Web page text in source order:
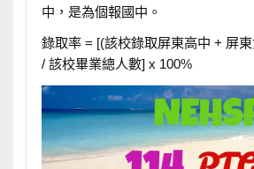
中，是為個報國中。
錄取率 = [(該校錄取屏東高中 + 屏
/ 該校畢業總人數] x 100%